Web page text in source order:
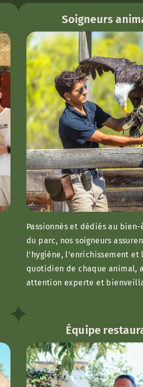
Soigneurs
Passionnés et dédiés au
du parc, nos soigneurs
l’hygiène, l’enrichissement et
quotidien de chaque animal,
attention experte et
Équipe